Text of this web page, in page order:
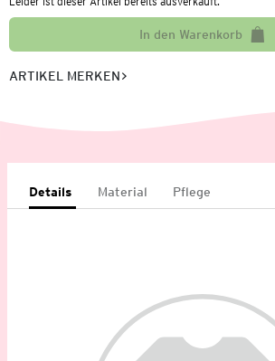
In den Warenkorb
ARTIKEL MERKEN
Details Material Pflege